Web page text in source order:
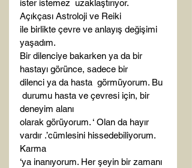
ister istemez  uzaklaştırıyor.
Açıkçası Astroloji ve Reiki
ile birlikte çevre ve anlayış değişimi
yaşadım.
Bir dilenciye bakarken ya da bir
hastayı görünce, sadece bir
dilenci ya da hasta  görmüyorum. Bu
durumu hasta ve çevresi için, bir
deneyim alanı
olarak görüyorum. ‘ Olan da hayır
vardır .’cümlesini hissedebiliyorum.
Karma
‘ya inanıyorum. Her şeyin bir zamanı